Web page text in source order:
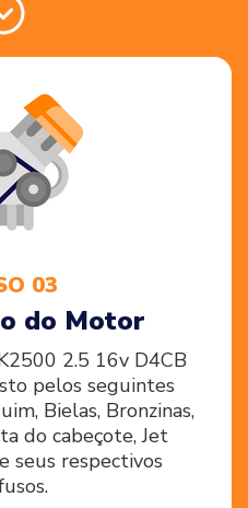
03
do Motor
2.5 16v D4CB
pelos seguintes
Bielas, Bronzinas,
do cabeçote, Jet
seus respectivos